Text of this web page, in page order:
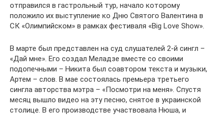
отправился в гастрольный тур, начало которому
положило их выступление ко Дню Святого Валентина в
СК «Олимпийском» в рамках фестиваля «Big Love Show».
В марте был представлен на суд слушателей 2-й сингл –
«Дай мне». Его создал Меладзе вместе со своими
подопечными – Никита был соавтором текста и музыки,
Артем – слов. В мае состоялась премьера третьего
сингла авторства мэтра – «Посмотри на меня». Спустя
месяц вышло видео на эту песню, снятое в украинской
столице. В его производстве участвовала Нюша, и